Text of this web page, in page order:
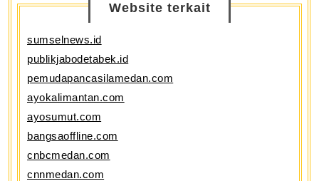
Website terkait
sumselnews.id
publikjabodetabek.id
pemudapancasilamedan.com
ayokalimantan.com
ayosumut.com
bangsaoffline.com
cnbcmedan.com
cnnmedan.com